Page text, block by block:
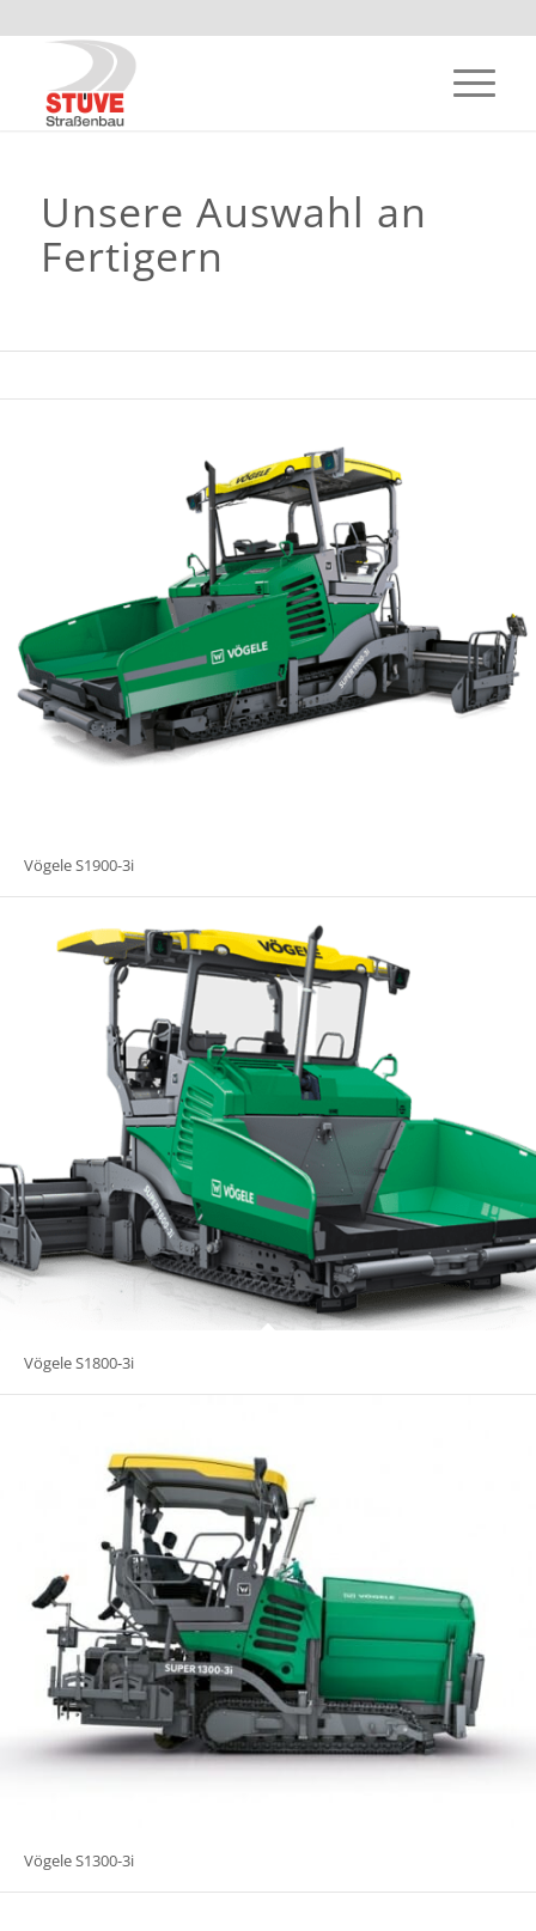
Unsere Auswahl an
Fertigern
Vögele S1900-3i
Vögele S1800-3i
Vögele S1300-3i